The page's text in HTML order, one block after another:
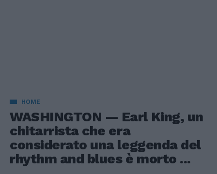
HOME
WASHINGTON — Earl King, un
chitarrista che era
considerato una leggenda del
rhythm and blues è morto ...